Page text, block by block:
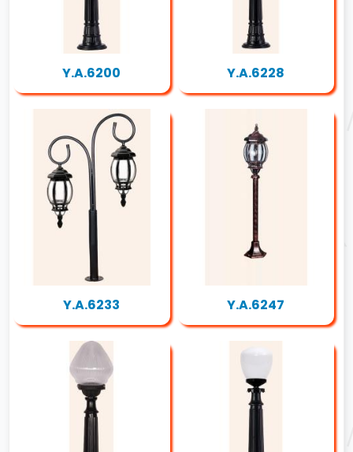
Y.A.6200 Y.A.6228
Y.A.6233 Y.A.6247